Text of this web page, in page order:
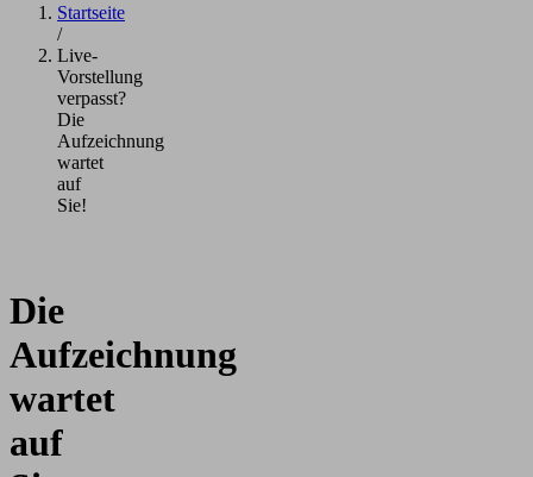
Startseite
/
Live-
Vorstellung
verpasst?
Die
Aufzeichnung
wartet
auf
Sie!
Die
Aufzeichnung
wartet
auf